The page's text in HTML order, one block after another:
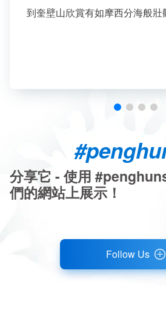
到奎壁山欣賞有如摩西分海般壯
分享它 - 使用
們的網站上展示！
Follow Us